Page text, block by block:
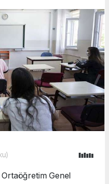
Ortaöğretim Genel